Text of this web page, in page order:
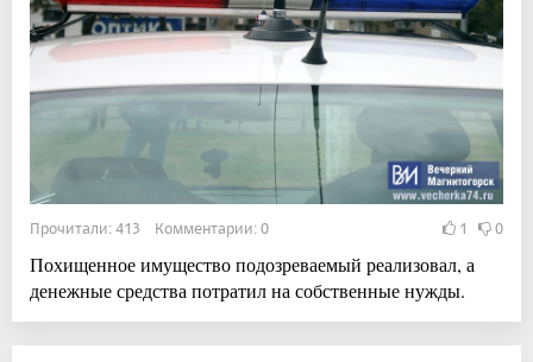
Прочитали: 413 Комментарии: 0 1 0
Похищенное имущество подозреваемый реализовал, а
денежные средства потратил на собственные нужды.